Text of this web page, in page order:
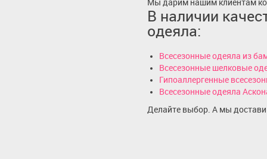
Мы дарим нашим клиентам
В наличии
одеяла:
Всесезонные одеяла из
Всесезонные шелковые
Гипоаллергенные
Всесезонные одеяла
Делайте выбор. А мы